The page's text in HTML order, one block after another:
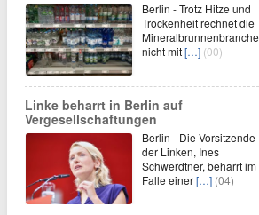
Berlin - Trotz Hitze und
Trockenheit rechnet die
Mineralbrunnenbranche
nicht mit[…] (00)
Linke beharrt in Berlin auf
Vergesellschaftungen
Berlin - Die Vorsitzende
der Linken, Ines
Schwerdtner, beharrt im
Falle einer[…] (04)